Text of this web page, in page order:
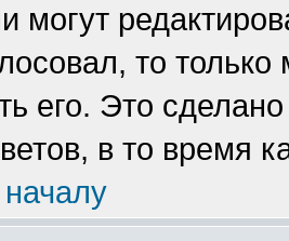
могут
то
его. Это
в то время